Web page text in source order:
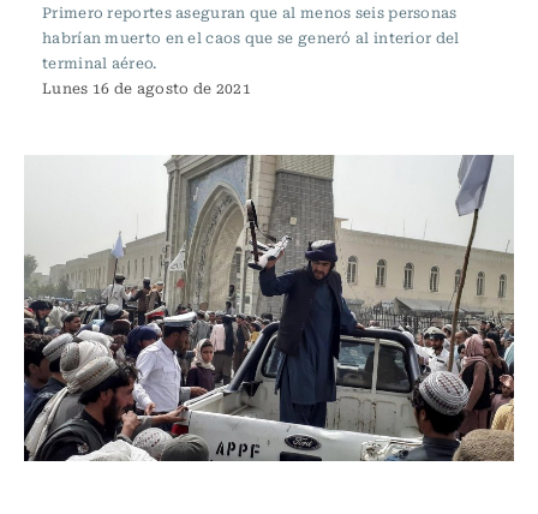
Primero reportes aseguran que al menos seis personas
habrían muerto en el caos que se generó al interior del
terminal aéreo.
Lunes 16 de agosto de 2021